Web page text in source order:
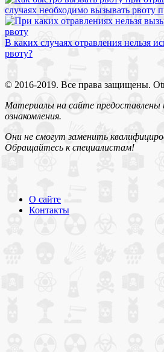
случаях необходимо вызывать рвоту
В каких случаях отравления нельзя
рвоту?
© 2016-2019. Все права защищены.
Материалы на сайте предоставлены
ознакомления.
Они не смогут заменить
Обращайтесь к специалистам!
О сайте
Контакты